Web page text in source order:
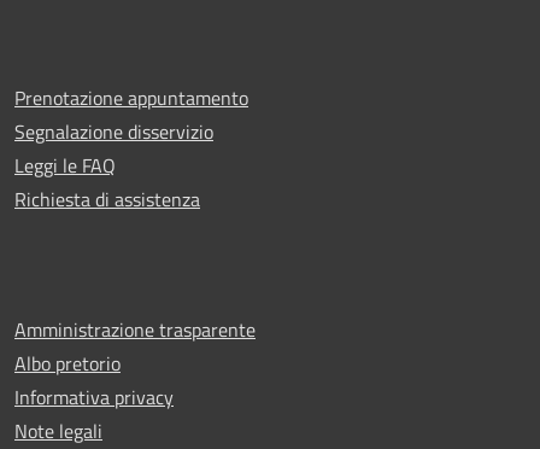
Prenotazione appuntamento
Segnalazione disservizio
Leggi le FAQ
Richiesta di assistenza
Amministrazione trasparente
Albo pretorio
Informativa privacy
Note legali